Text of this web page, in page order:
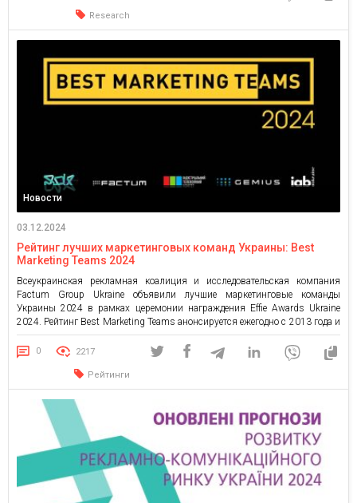
Awards Ukraine, а также рекламодателей, участвующих в ежегодных
индустриальных исследованиях ВРК, таких как Best […]
Research
Новости
03.12.2024
Рейтинг лучших маркетинговых команд Украины: Best
Marketing Teams 2024
Всеукраинская рекламная коалиция и исследовательская компания
Factum Group Ukraine объявили лучшие маркетинговые команды
Украины 2024 в рамках церемонии награждения Effie Awards Ukraine
2024. Рейтинг Best Marketing Teams анонсируется ежегодно с 2013 года и
уже стал важным событием для украинского маркетингового сообщества.
Методология Best Marketing Teams была разработана Factum Group
Ukraine совместно со Всеукраинской рекламной коалицией. […]
0 2217
Рейтинги